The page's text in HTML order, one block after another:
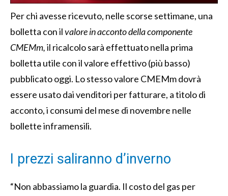
Per chi avesse ricevuto, nelle scorse settimane, una
bolletta con ilvalore in accontodella componente
CMEMm,il ricalcolo sarà effettuato nella prima
bolletta utile con il valore effettivo (più basso)
pubblicato oggi. Lo stesso valore CMEMm dovrà
essere usato dai venditori per fatturare, a titolo di
acconto, i consumi del mese di novembre nelle
bollette inframensili.
I prezzi saliranno d’inverno
“Non abbassiamo la guardia. Il costo del gas per